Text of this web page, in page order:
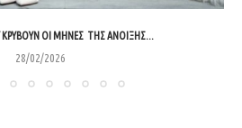
ΚΡΎΒΟΥΝ ΟΙ ΜΉΝΕΣ ΤΗΣ ΆΝΟΙΞΗΣ...
28/02/2026